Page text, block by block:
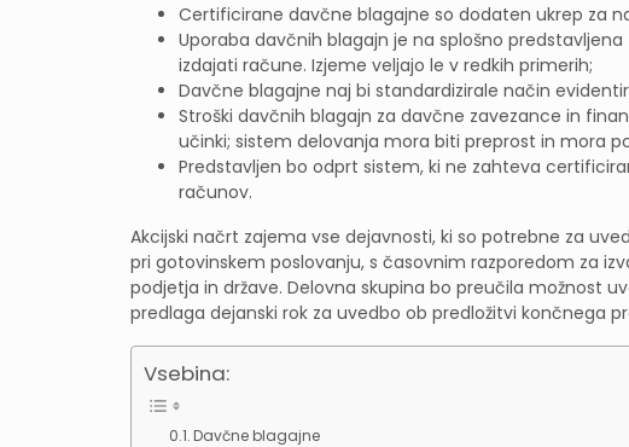
Certificirane davčne blagajne so dodaten ukrep za
Uporaba davčnih blagajn je na splošno
izdajati račune. Izjeme veljajo le v redkih primerih;
Davčne blagajne naj bi standardizirale način
Stroški davčnih blagajn za davčne zavezance in
učinki; sistem delovanja mora biti preprost in mora
Predstavljen bo odprt sistem, ki ne zahteva
računov.
Akcijski načrt zajema vse dejavnosti, ki so potrebne za
pri gotovinskem poslovanju, s časovnim razporedom za
podjetja in države. Delovna skupina bo preučila možnost
predlaga dejanski rok za uvedbo ob predložitvi končnega
Vsebina:
Davčne blagajne